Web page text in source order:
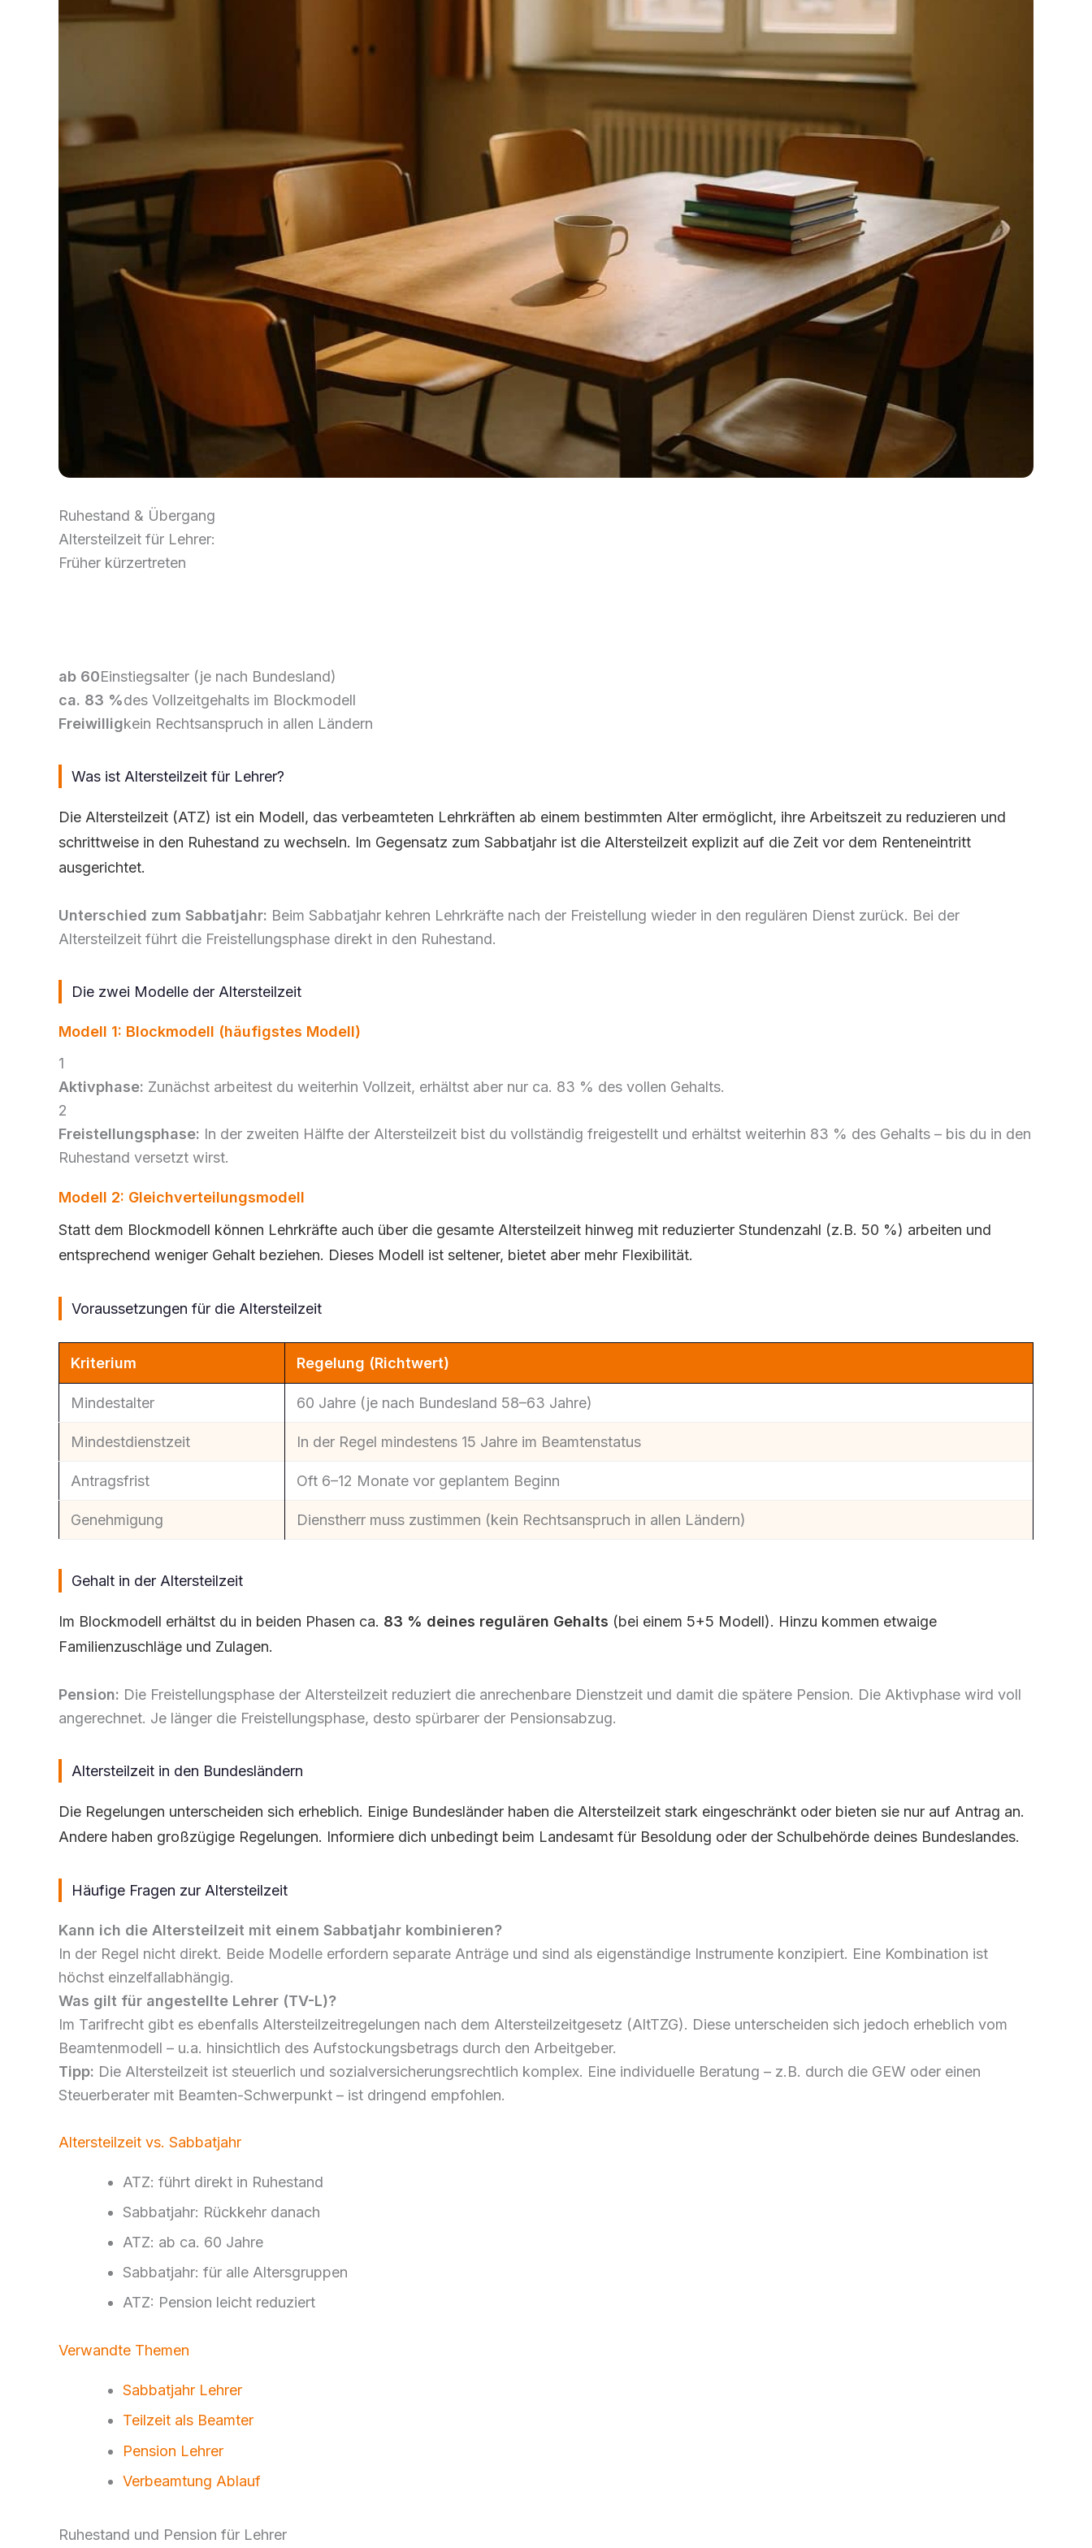
Ruhestand & Übergang
Altersteilzeit für Lehrer:
Früher kürzertreten
ab 60Einstiegsalter (je nach Bundesland)
ca. 83 %des Vollzeitgehalts im Blockmodell
Freiwilligkein Rechtsanspruch in allen Ländern
Was ist Altersteilzeit für Lehrer?
Die Altersteilzeit (ATZ) ist ein Modell, das verbeamteten Lehrkräften ab einem bestimmten Alter ermöglicht, ihre Arbeitszeit zu reduzieren und
schrittweise in den Ruhestand zu wechseln. Im Gegensatz zum Sabbatjahr ist die Altersteilzeit explizit auf die Zeit vor dem Renteneintritt
ausgerichtet.
Unterschied zum Sabbatjahr: Beim Sabbatjahr kehren Lehrkräfte nach der Freistellung wieder in den regulären Dienst zurück. Bei der
Altersteilzeit führt die Freistellungsphase direkt in den Ruhestand.
Die zwei Modelle der Altersteilzeit
Modell 1: Blockmodell (häufigstes Modell)
1
Aktivphase: Zunächst arbeitest du weiterhin Vollzeit, erhältst aber nur ca. 83 % des vollen Gehalts.
2
Freistellungsphase: In der zweiten Hälfte der Altersteilzeit bist du vollständig freigestellt und erhältst weiterhin 83 % des Gehalts – bis du in den
Ruhestand versetzt wirst.
Modell 2: Gleichverteilungsmodell
Statt dem Blockmodell können Lehrkräfte auch über die gesamte Altersteilzeit hinweg mit reduzierter Stundenzahl (z.B. 50 %) arbeiten und
entsprechend weniger Gehalt beziehen. Dieses Modell ist seltener, bietet aber mehr Flexibilität.
Voraussetzungen für die Altersteilzeit
Kriterium Regelung (Richtwert)
Mindestalter 60 Jahre (je nach Bundesland 58–63 Jahre)
Mindestdienstzeit In der Regel mindestens 15 Jahre im Beamtenstatus
Antragsfrist Oft 6–12 Monate vor geplantem Beginn
Genehmigung Dienstherr muss zustimmen (kein Rechtsanspruch in allen Ländern)
Gehalt in der Altersteilzeit
Im Blockmodell erhältst du in beiden Phasen ca. 83 % deines regulären Gehalts (bei einem 5+5 Modell). Hinzu kommen etwaige
Familienzuschläge und Zulagen.
Pension: Die Freistellungsphase der Altersteilzeit reduziert die anrechenbare Dienstzeit und damit die spätere Pension. Die Aktivphase wird voll
angerechnet. Je länger die Freistellungsphase, desto spürbarer der Pensionsabzug.
Altersteilzeit in den Bundesländern
Die Regelungen unterscheiden sich erheblich. Einige Bundesländer haben die Altersteilzeit stark eingeschränkt oder bieten sie nur auf Antrag an.
Andere haben großzügige Regelungen. Informiere dich unbedingt beim Landesamt für Besoldung oder der Schulbehörde deines Bundeslandes.
Häufige Fragen zur Altersteilzeit
Kann ich die Altersteilzeit mit einem Sabbatjahr kombinieren?
In der Regel nicht direkt. Beide Modelle erfordern separate Anträge und sind als eigenständige Instrumente konzipiert. Eine Kombination ist
höchst einzelfallabhängig.
Was gilt für angestellte Lehrer (TV-L)?
Im Tarifrecht gibt es ebenfalls Altersteilzeitregelungen nach dem Altersteilzeitgesetz (AltTZG). Diese unterscheiden sich jedoch erheblich vom
Beamtenmodell – u.a. hinsichtlich des Aufstockungsbetrags durch den Arbeitgeber.
Tipp: Die Altersteilzeit ist steuerlich und sozialversicherungsrechtlich komplex. Eine individuelle Beratung – z.B. durch die GEW oder einen
Steuerberater mit Beamten-Schwerpunkt – ist dringend empfohlen.
Altersteilzeit vs. Sabbatjahr
ATZ: führt direkt in Ruhestand
Sabbatjahr: Rückkehr danach
ATZ: ab ca. 60 Jahre
Sabbatjahr: für alle Altersgruppen
ATZ: Pension leicht reduziert
Verwandte Themen
Sabbatjahr Lehrer
Teilzeit als Beamter
Pension Lehrer
Verbeamtung Ablauf
Ruhestand und Pension für Lehrer